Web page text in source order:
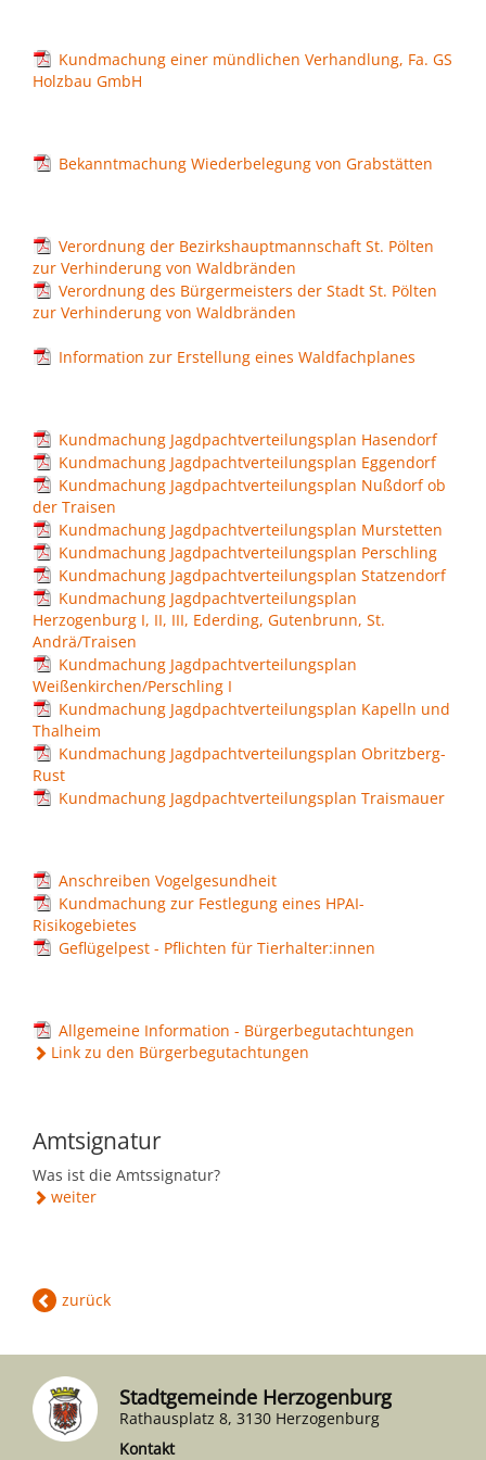
Finanzen
Amtstafel
Fotogalerien
Gebühren (Verordnungen)
Informationsfreiheit
Daten und Fakten
Gesundheit
Institutionen & Vereine
Freizeitmöglichkeiten
Bauen & Wohnen
Abfall & Umwelt
Mobilität & Verkehr
Tourismusbüro & Kulturzentrum
Veranstaltungskalender
Sehenswertes
Gastronomie
Kunst
Stadtgeschichte
Strategische Lage
Verkehr
Wirtschaftsstruktur
Grundstücke & Geschäftsflächen
Einkauf und Handel
Wohnstandort
Wirtschaftsservice
Job-Börse Herzogenburg
Kundmachung einer mündlichen Verhandlung, Fa. GS
Holzbau GmbH
Bekanntmachung Wiederbelegung von Grabstätten
Verordnung der Bezirkshauptmannschaft St. Pölten
zur Verhinderung von Waldbränden
Verordnung des Bürgermeisters der Stadt St. Pölten
zur Verhinderung von Waldbränden
Information zur Erstellung eines Waldfachplanes
Kundmachung Jagdpachtverteilungsplan Hasendorf
Kundmachung Jagdpachtverteilungsplan Eggendorf
Kundmachung Jagdpachtverteilungsplan Nußdorf ob
der Traisen
Kundmachung Jagdpachtverteilungsplan Murstetten
Kundmachung Jagdpachtverteilungsplan Perschling
Kundmachung Jagdpachtverteilungsplan Statzendorf
Kundmachung Jagdpachtverteilungsplan
Herzogenburg I, II, III, Ederding, Gutenbrunn, St.
Andrä/Traisen
Kundmachung Jagdpachtverteilungsplan
Weißenkirchen/Perschling I
Kundmachung Jagdpachtverteilungsplan Kapelln und
Thalheim
Kundmachung Jagdpachtverteilungsplan Obritzberg-
Rust
Kundmachung Jagdpachtverteilungsplan Traismauer
Anschreiben Vogelgesundheit
Kundmachung zur Festlegung eines HPAI-
Risikogebietes
Geflügelpest - Pflichten für Tierhalter:innen
Allgemeine Information - Bürgerbegutachtungen
Link zu den Bürgerbegutachtungen
Amtsignatur
Was ist die Amtssignatur?
weiter
zurück
Stadtgemeinde Herzogenburg
Rathausplatz 8, 3130 Herzogenburg
Kontakt